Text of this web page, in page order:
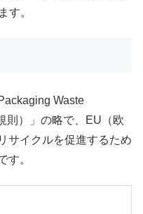
す。
Waste
則）」の略で、EU（欧
サイクルを促進するため
す。